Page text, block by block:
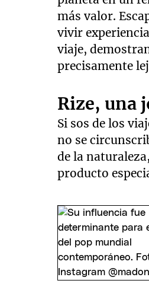
más valor.
vivir
viaje,
precisamente
Rize, una
Si sos de los
no se
de la
producto